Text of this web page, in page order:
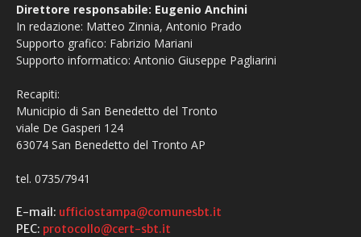
Direttore responsabile: Eugenio Anchini
In redazione: Matteo Zinnia, Antonio Prado
Supporto grafico: Fabrizio Mariani
Supporto informatico: Antonio Giuseppe Pagliarini
Recapiti:
Municipio di San Benedetto del Tronto
viale De Gasperi 124
63074 San Benedetto del Tronto AP
tel. 0735/7941
E-mail: ufficiostampa@comunesbt.it
PEC: protocollo@cert-sbt.it